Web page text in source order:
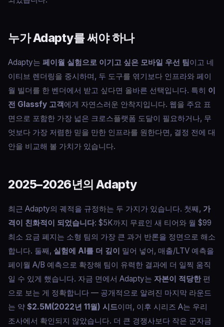
누가 Adapty를 써야 하나
Adapty는 페이월 실험으로 이기고 싶은 모바일 우선 팀이고 네
이티브 렌더링을 중시하며, 두 도구를 엮기보다 인프라와 페이
월 빌더를 한 벤더에서 받고 싶다면 올바른 선택입니다. 특히 이
전 Glassfy 고객에게 자연스러운 안착지입니다. 웹을 주요 표
면으로 포함한 가장 넓은 크로스플랫폼 도달이 필요하거나, 무
엇보다 가장 저렴한 믿을 만한 인프라를 원한다면, 결정 전에 대
안을 비교해 볼 가치가 있습니다.
2025–2026년의 Adapty
최근 Adapty의 궤적을 규정하는 두 가지가 있습니다. 첫째, 가
격이 친화적이 되었습니다: $5K까지 무료인 새 티어와 월 $99
최소 요금 폐지는 소형 팀의 가장 큰 과거 반론을 정면으로 해소
합니다. 둘째, 실험에 AI를 더 깊이 밀어 넣어, 매출/LTV 예측을
페이월 A/B 예측으로 확장해 팀이 유력한 결과에 더 일찍 움직
일 수 있게 했습니다. 자금 면에서 Adapty는 자본이 적당한편
으로 보는 게 정확합니다 — 공개적으로 알려진 마지막 라운드
는 약 $2.5M(2022년 11월) 시드이며, 이후 시리즈 A는 우리
조사에서 확인되지 않았습니다. 더 큰 경쟁사보다 작은 군자금